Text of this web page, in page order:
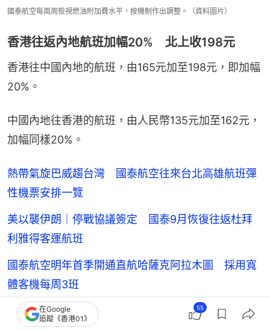
國泰航空每兩周檢視燃油附加費水平，按機制作出調整。（資料圖片）
香港往返內地航班加幅20% 北上收198元
香港往中國內地的航班，由165元加至198元，即加幅
20%。
中國內地往香港的航班，由人民幣135元加至162元，
加幅同樣20%。
熱帶氣旋巴威趨台灣 國泰航空往來台北高雄航班彈
性機票安排一覽
美以襲伊朗｜停戰協議簽定 國泰9月恢復往返杜拜
利雅得客運航班
國泰航空明年首季開通直航哈薩克阿拉木圖 採用寬
體客機每周3班
國泰7月1日起下調燃油費 短途減至$290、長途減至
在Google
追蹤《香港01》
55